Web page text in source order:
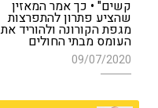
קשים" • כך אמר המאזין
שהציע פתרון להתפרצות
מגפת הקורונה ולהוריד את
העומס מבתי החולים
09/07/2020